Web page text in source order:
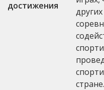
достижения
стране.